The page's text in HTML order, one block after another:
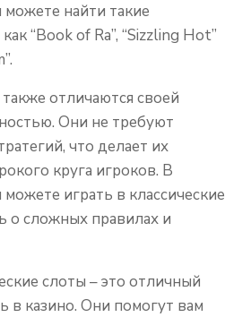
найти такие
“Book of Ra”, “Sizzling Hot”
отличаются своей
Они не требуют
что делает их
круга игроков. В
играть в классические
о сложных правилах и
слоты – это отличный
в казино. Они помогут вам